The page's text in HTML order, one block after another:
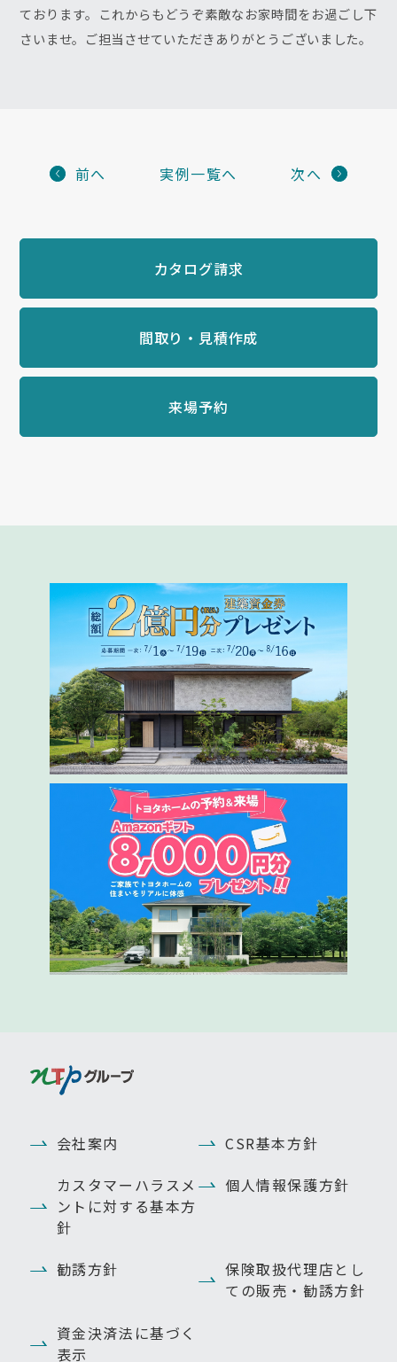
ております。これからもどうぞ素敵なお家時間をお過ごし下
さいませ。ご担当させていただきありがとうございました。
前へ 実例一覧へ 次へ
カタログ請求
間取り・見積作成
来場予約
会社案内
CSR基本方針
カスタマーハラスメ
ントに対する基本方
針
個人情報保護方針
勧誘方針
保険取扱代理店とし
ての販売・勧誘方針
資金決済法に基づく
表示